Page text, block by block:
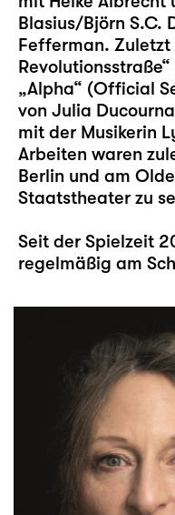
Blasius/Björn S.C.
Fefferman. Zuletzt
„Alpha“ (Official
von Julia
mit der Musikerin
Arbeiten waren
Berlin und am
Staatstheater zu
Seit der Spielzeit
regelmäßig am